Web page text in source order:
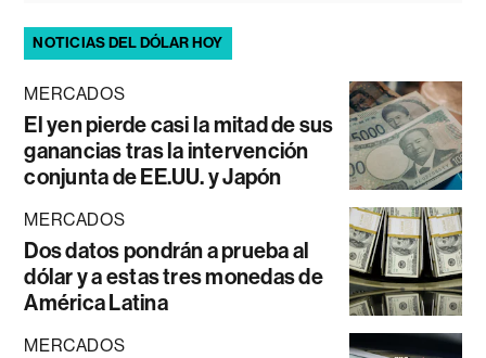
NOTICIAS DEL DÓLAR HOY
MERCADOS
El yen pierde casi la mitad de sus
ganancias tras la intervención
conjunta de EE.UU. y Japón
MERCADOS
Dos datos pondrán a prueba al
dólar y a estas tres monedas de
América Latina
MERCADOS